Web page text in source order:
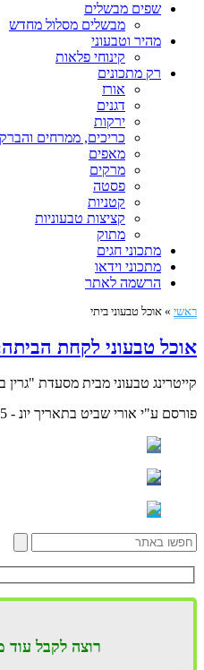
שפים מבשלים
מבשלים מסלול מחדש
מהיר וטבעוני
קינוחי פלאות
רק מתכונים
אורז
דגנים
ירקות
כריכים, ממרחים
מאפים
מרקים
פסטה
קטניות
קציצות טבעוניות
מתוק
מתכוני חגים
מתכוני וידאו
הרשמה לאתר
ראשי » אוכל טבעוני ביתי
אוכל טבעוני לקחת
קייטרינג טבעוני מבית מסעדת "גרין
פורסם ע"י אורי שביט בתאריך יונ - 25 - 2015
רוצה לקבל עוד